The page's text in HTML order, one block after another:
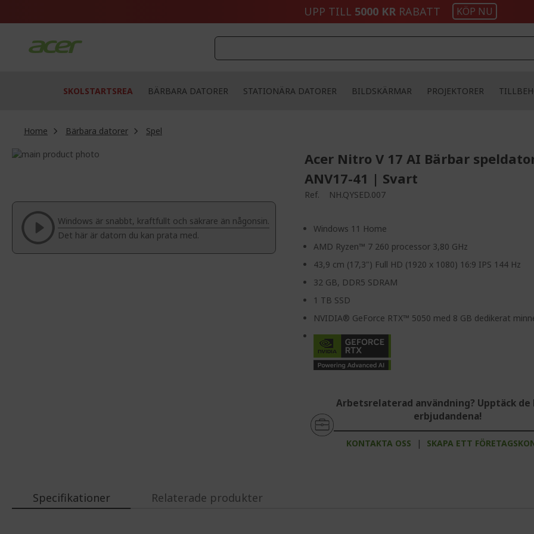
UPP TILL 5000 KR RABATT KÖP NU
SKOLSTARTSREA BÄRBARA DATORER STATIONÄRA DATORER BILDSKÄRMAR PROJEKTORER
Home Bärbara datorer
Spel
Skip
of
images
gallery
beginning
the
images
gallery
Windows är snabbt, kraftfullt och säkrare än någonsin.
Det här är datorn du kan prata med.
Acer Nitro V 17 AI Bärbar
ANV17-41 | Svart
Ref. NH.QYSED.007
Windows 11 Home
AMD Ryzen™ 7 260 processor 3,80 GHz
43,9 cm (17,3") Full HD (1920 x 1080) 16:9 IPS 144 Hz
32 GB, DDR5 SDRAM
1 TB SSD
NVIDIA® GeForce RTX™ 5050 med 8 GB dedikerat
Arbetsrelaterad användning? Upptäck de
erbjudandena!
KONTAKTA OSS | SKAPA ETT
Specifikationer Relaterade produkter